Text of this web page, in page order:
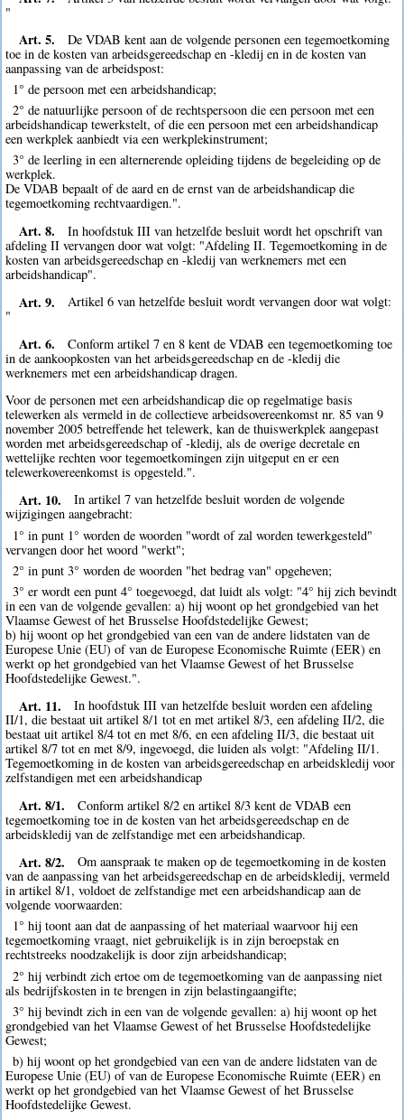
"
Art. 5.
De VDAB kent aan de volgende personen een tegemoetkoming
toe in de kosten van arbeidsgereedschap en -kledij en in de kosten van
aanpassing van de arbeidspost:
1° de persoon met een arbeidshandicap;
2° de natuurlijke persoon of de rechtspersoon die een persoon met een
arbeidshandicap tewerkstelt, of die een persoon met een arbeidshandicap
een werkplek aanbiedt via een werkplekinstrument;
3° de leerling in een alternerende opleiding tijdens de begeleiding op de
werkplek.
De VDAB bepaalt of de aard en de ernst van de arbeidshandicap die
tegemoetkoming rechtvaardigen.".
Art. 8.
In hoofdstuk III van hetzelfde besluit wordt het opschrift van
afdeling II vervangen door wat volgt: "Afdeling II. Tegemoetkoming in de
kosten van arbeidsgereedschap en -kledij van werknemers met een
arbeidshandicap".
Art. 9.
Artikel 6 van hetzelfde besluit wordt vervangen door wat volgt:
"
Art. 6.
Conform artikel 7 en 8 kent de VDAB een tegemoetkoming toe
in de aankoopkosten van het arbeidsgereedschap en de -kledij die
werknemers met een arbeidshandicap dragen.
Voor de personen met een arbeidshandicap die op regelmatige basis
telewerken als vermeld in de collectieve arbeidsovereenkomst nr. 85 van 9
november 2005 betreffende het telewerk, kan de thuiswerkplek aangepast
worden met arbeidsgereedschap of -kledij, als de overige decretale en
wettelijke rechten voor tegemoetkomingen zijn uitgeput en er een
telewerkovereenkomst is opgesteld.".
Art. 10.
In artikel 7 van hetzelfde besluit worden de volgende
wijzigingen aangebracht:
1° in punt 1° worden de woorden "wordt of zal worden tewerkgesteld"
vervangen door het woord "werkt";
2° in punt 3° worden de woorden "het bedrag van" opgeheven;
3° er wordt een punt 4° toegevoegd, dat luidt als volgt: "4° hij zich bevindt
in een van de volgende gevallen: a) hij woont op het grondgebied van het
Vlaamse Gewest of het Brusselse Hoofdstedelijke Gewest;
b) hij woont op het grondgebied van een van de andere lidstaten van de
Europese Unie (EU) of van de Europese Economische Ruimte (EER) en
werkt op het grondgebied van het Vlaamse Gewest of het Brusselse
Hoofdstedelijke Gewest.".
Art. 11.
In hoofdstuk III van hetzelfde besluit worden een afdeling
II/1, die bestaat uit artikel 8/1 tot en met artikel 8/3, een afdeling II/2, die
bestaat uit artikel 8/4 tot en met 8/6, en een afdeling II/3, die bestaat uit
artikel 8/7 tot en met 8/9, ingevoegd, die luiden als volgt: "Afdeling II/1.
Tegemoetkoming in de kosten van arbeidsgereedschap en arbeidskledij voor
zelfstandigen met een arbeidshandicap
Art. 8/1.
Conform artikel 8/2 en artikel 8/3 kent de VDAB een
tegemoetkoming toe in de kosten van het arbeidsgereedschap en de
arbeidskledij van de zelfstandige met een arbeidshandicap.
Art. 8/2.
Om aanspraak te maken op de tegemoetkoming in de kosten
van de aanpassing van het arbeidsgereedschap en de arbeidskledij, vermeld
in artikel 8/1, voldoet de zelfstandige met een arbeidshandicap aan de
volgende voorwaarden:
1° hij toont aan dat de aanpassing of het materiaal waarvoor hij een
tegemoetkoming vraagt, niet gebruikelijk is in zijn beroepstak en
rechtstreeks noodzakelijk is door zijn arbeidshandicap;
2° hij verbindt zich ertoe om de tegemoetkoming van de aanpassing niet
als bedrijfskosten in te brengen in zijn belastingaangifte;
3° hij bevindt zich in een van de volgende gevallen: a) hij woont op het
grondgebied van het Vlaamse Gewest of het Brusselse Hoofdstedelijke
Gewest;
b) hij woont op het grondgebied van een van de andere lidstaten van de
Europese Unie (EU) of van de Europese Economische Ruimte (EER) en
werkt op het grondgebied van het Vlaamse Gewest of het Brusselse
Hoofdstedelijke Gewest.